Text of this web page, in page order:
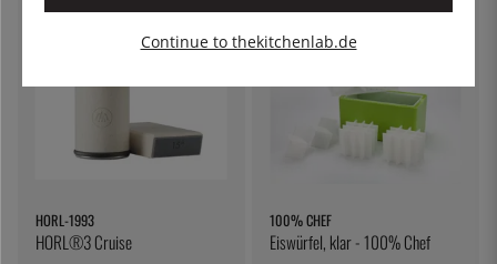
HORL-1993
HORL®3 Cruise
100% CHEF
Eiswürfel, klar - 100% Chef
Continue to thekitchenlab.de